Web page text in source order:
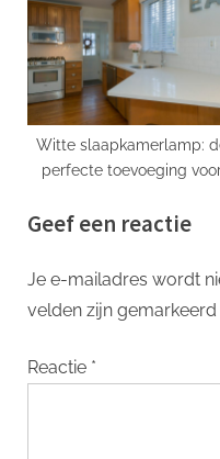
Witte slaapkamerlamp:
perfecte toevoeging
slaapkamer
Geef een reactie
Je e-mailadres wordt
velden zijn
Reactie *